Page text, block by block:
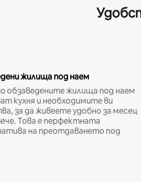
жилища под наем
обзаведените жилища под наем
кухня и необходимите ви
за да живеете удобно за месец
Това е перфектната
на преотдаването под